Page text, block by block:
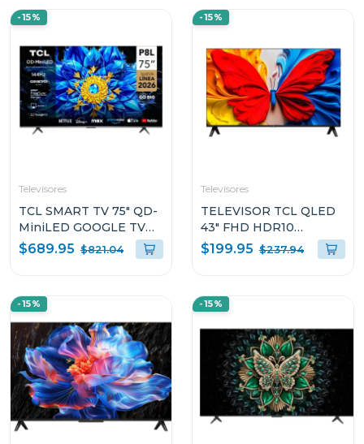
-15%
Televisores
TCL SMART TV 75" QD-
MiniLED GOOGLE TV
P8L
$689.95 $821.04
-15%
Televisores
TELEVISOR TCL QLED
43" FHD HDR10
QUANTUM DOT S5K
GOOGLE TV
$199.95 $237.94
-15% -15%